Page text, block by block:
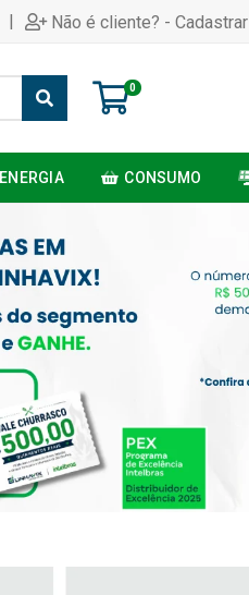
| Não é cliente? - Cadastrar
0
ENERGIA CONSUMO